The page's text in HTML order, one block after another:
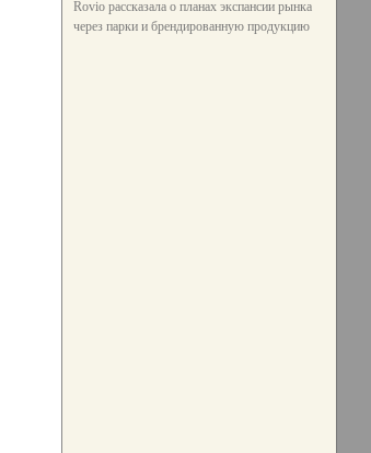
Rovio рассказала о планах экспансии рынка
через парки и брендированную продукцию